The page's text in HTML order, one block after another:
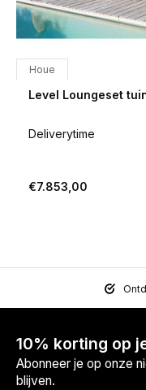
Houe
Level Loungeset
Deliverytime
€7.853,00
10% korting op
Abonneer je op onze
blijven.